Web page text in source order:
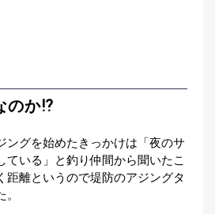
のか⁉
ングを始めたきっかけは「夜のサ
ている」と釣り仲間から聞いたこ
距離というので堤防のアジングタ